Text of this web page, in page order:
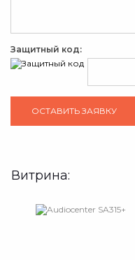
Защитный код:
Витрина: